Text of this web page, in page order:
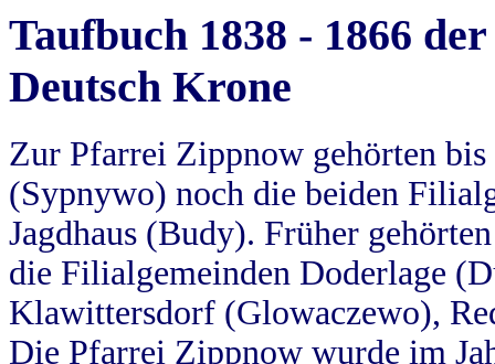
Taufbuch 1838 - 1866
Deutsch Krone
Zur Pfarrei Zippnow gehörten
(Sypnywo) noch die beiden
Jagdhaus (Budy). Früher
die Filialgemeinden Doderlage
Klawittersdorf (Glowaczewo),
Die Pfarrei Zippnow wurde im